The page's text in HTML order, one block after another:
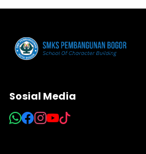
Sosial Media